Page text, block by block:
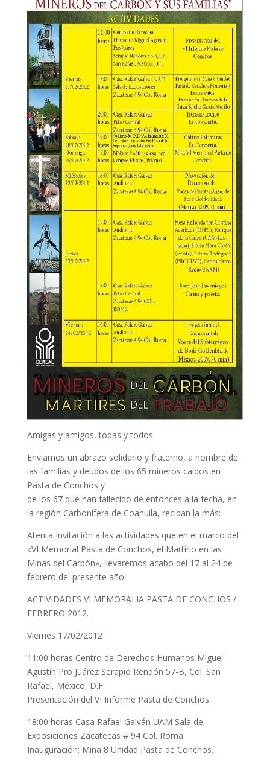
Amigas y amigos, todas y todos:
Enviamos un abrazo solidario y fraterno, a nombre de
las familias y deudos de los 65 mineros caídos en
Pasta de Conchos y
de los 67 que han fallecido de entonces a la fecha, en
la región Carbonífera de Coahuila, reciban la más:
Atenta Invitación a las actividades que en el marco del
«VI Memorial Pasta de Conchos, el Martirio en las
Minas del Carbón», llevaremos acabo del 17 al 24 de
febrero del presente año.
ACTIVIDADES VI MEMORALIA PASTA DE CONCHOS /
FEBRERO 2012.
Viernes 17/02/2012
11:00 horas Centro de Derechos Humanos Miguel
Agustín Pro Juárez Serapio Rendón 57-B, Col. San
Rafael, México, D.F.
Presentación del VI Informe Pasta de Conchos
18:00 horas Casa Rafael Galván UAM Sala de
Exposiciones Zacatecas # 94 Col. Roma
Inauguración: Mina 8 Unidad Pasta de Conchos.